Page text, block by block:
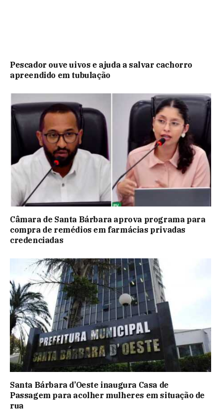
Pescador ouve uivos e ajuda a salvar cachorro
apreendido em tubulação
Câmara de Santa Bárbara aprova programa para
compra de remédios em farmácias privadas
credenciadas
Santa Bárbara d’Oeste inaugura Casa de
Passagem para acolher mulheres em situação de
rua